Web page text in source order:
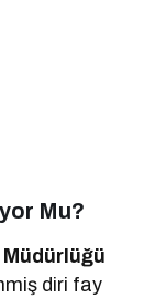
Mu?
diri fay